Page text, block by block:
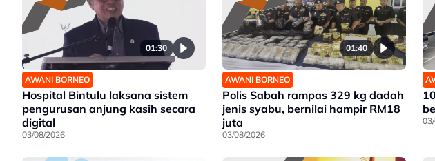
01:30
AWANI BORNEO
Hospital Bintulu laksana sistem
pengurusan anjung kasih secara
digital
03/08/2026
01:40
AWANI BORNEO
Polis Sabah rampas 329 kg dadah
jenis syabu, bernilai hampir RM18
juta
03/08/2026